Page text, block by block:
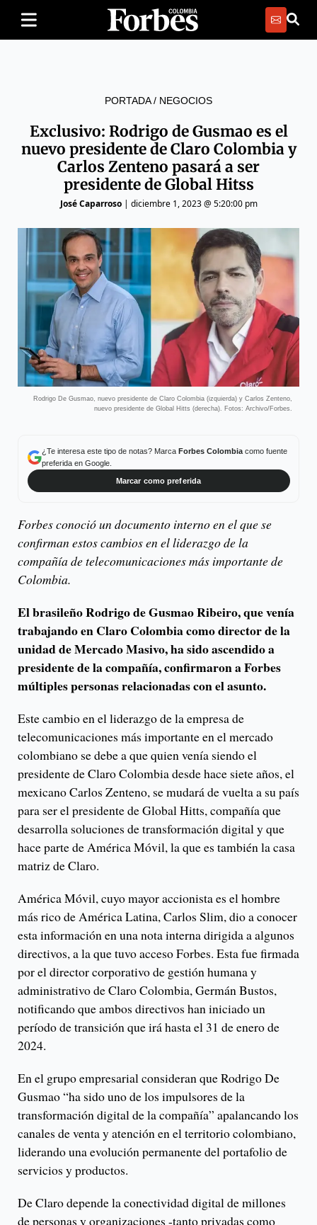
PORTADA/ NEGOCIOS
Exclusivo: Rodrigo de Gusmao es el
nuevo presidente de Claro Colombia y
Carlos Zenteno pasará a ser
presidente de Global Hitss
José Caparroso| diciembre 1, 2023 @ 5:20:00 pm
Rodrigo De Gusmao, nuevo presidente de Claro Colombia (izquierda) y Carlos Zenteno,
nuevo presidente de Global Hitts (derecha). Fotos: Archivo/Forbes.
¿Te interesa este tipo de notas? Marca Forbes Colombiacomo fuente
preferida en Google.
Marcar como preferida
Forbes conoció un documento interno en el que se
confirman estos cambios en el liderazgo de la
compañía de telecomunicaciones más importante de
Colombia.
El brasileño Rodrigo de Gusmao Ribeiro, que venía
trabajando en Claro Colombia como director de la
unidad de Mercado Masivo, ha sido ascendido a
presidente de la compañía, confirmaron a Forbes
múltiples personas relacionadas con el asunto.
Este cambio en el liderazgo de la empresa de
telecomunicaciones más importante en el mercado
colombiano se debe a que quien venía siendo el
presidente de Claro Colombia desde hace siete años, el
mexicano Carlos Zenteno, se mudará de vuelta a su país
para ser el presidente de Global Hitts, compañía que
desarrolla soluciones de transformación digital y que
hace parte de América Móvil, la que es también la casa
matriz de Claro.
América Móvil, cuyo mayor accionista es el hombre
más rico de América Latina, Carlos Slim, dio a conocer
esta información en una nota interna dirigida a algunos
directivos, a la que tuvo acceso Forbes. Esta fue firmada
por el director corporativo de gestión humana y
administrativo de Claro Colombia, Germán Bustos,
notificando que ambos directivos han iniciado un
período de transición que irá hasta el 31 de enero de
2024.
En el grupo empresarial consideran que Rodrigo De
Gusmao “ha sido uno de los impulsores de la
transformación digital de la compañía” apalancando los
canales de venta y atención en el territorio colombiano,
liderando una evolución permanente del portafolio de
servicios y productos.
De Claro depende la conectividad digital de millones
de personas y organizaciones -tanto privadas como